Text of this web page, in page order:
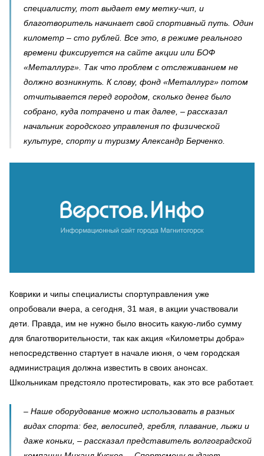
специалисту, тот выдает ему метку-чип, и
благотворитель начинает свой спортивный путь. Один
километр – сто рублей. Все это, в режиме реального
времени фиксируется на сайте акции или БОФ
«Металлург». Так что проблем с отслеживанием не
должно возникнуть. К слову, фонд «Металлург» потом
отчитывается перед городом, сколько денег было
собрано, куда потрачено и так далее, – рассказал
начальник городского управления по физической
культуре, спорту и туризму Александр Берченко.
Коврики и чипы специалисты спортуправления уже
опробовали вчера, а сегодня, 31 мая, в акции участвовали
дети. Правда, им не нужно было вносить какую-либо сумму
для благотворительности, так как акция «Километры добра»
непосредственно стартует в начале июня, о чем городская
администрация должна известить в своих анонсах.
Школьникам предстояло протестировать, как это все работает.
– Наше оборудование можно использовать в разных
видах спорта: бег, велосипед, гребля, плавание, лыжи и
даже коньки, – рассказал представитель волгоградской